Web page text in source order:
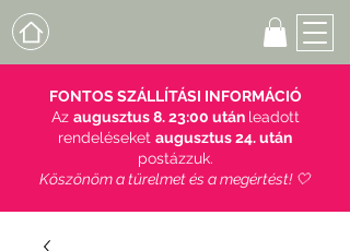
FONTOS SZÁLLÍTÁSI INFORMÁCIÓ
Az augusztus 8. 23:00 után leadott
rendeléseket augusztus 24. után
postázzuk.
Köszönöm a türelmet és a megértést! 🤍